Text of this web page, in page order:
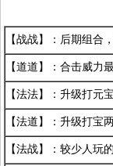
【战战】： 后期组合
【道道】：合击威力
【法法】： 升级打元
【法道】：升级打宝
【法战】：较少人玩